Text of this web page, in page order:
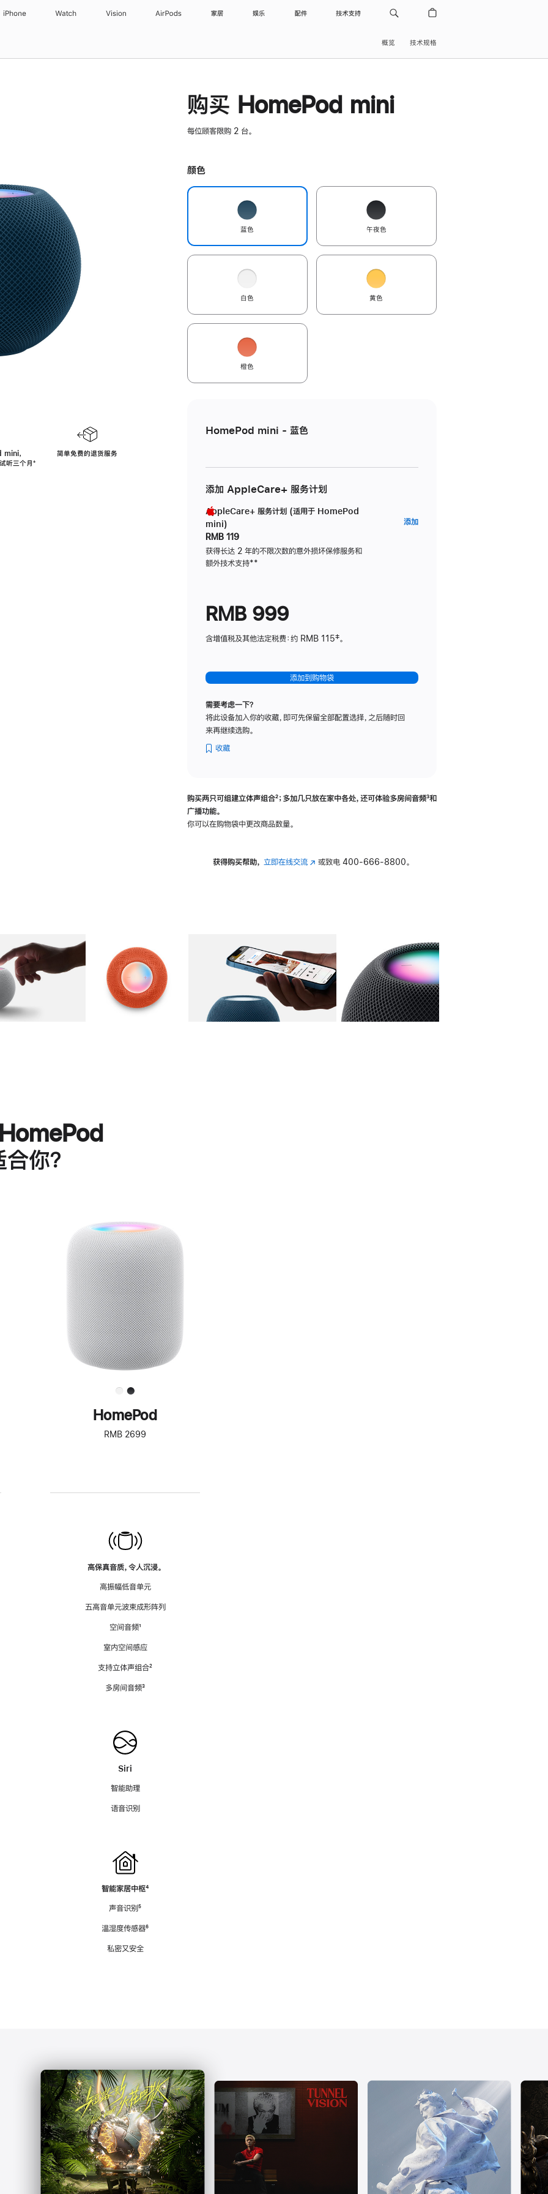
iPhone Watch Vision AirPods 家居 娱乐 配件 技术支持
概览 技术规格
，
听三个月脚
⁺
简单免费的退货服务
购买 HomePod mini
每位顾客限购 2 台。
颜色
蓝色 午夜色
白色 黄色
橙色
HomePod mini - 蓝色
添加 AppleCare+ 服务计划
AppleCare+ 服务计划 (适用于 HomePod
mini)
RMB 119
获得长达 2 年的不限次数的意外损坏保修服务和
额外技术支持脚
**
添加AppleCare+
RMB 999
含增值税及其他法定税费：约 RMB 115‡。
添加到购物袋
需要考虑一下？
将此设备加入你的收藏，即可先保留全部配置选择，之后随时回
来再继续选购。
收藏
购买两只可组建立体声组合脚
²；多加几只放在家中各处，还可体验多‍房‍间音频脚
³和
广播功能。
你可以在购物袋中更改商品数量。
获得购买帮助， 立即在线交流(在 或致电 400-666-8800。
图库 图像 图库 图像 图库 图像 4 图库 图像 5
你？
进
一
步
了
解
HomePod<
HomePod
RMB 2699
高保真音质，令人沉浸。
高振幅低音单元
五高音单元波束成形阵列
空间音频脚
¹
室内空间感应
支持立体声组合脚
²
多房间音频脚
³
Siri
智能助理
语音识别
智能家居中枢脚
⁴
声音识别脚
⁵
温湿度传感器脚
⁶
私密又安全